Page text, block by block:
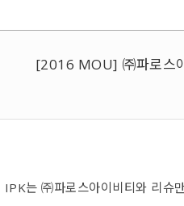
[2016 MOU] ㈜파로스
IPK는 ㈜파로스아이비티와 리슈